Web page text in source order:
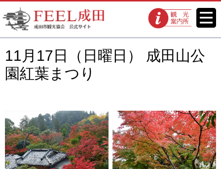
FEEL成田 成田市観光協会 公式
サイト
観光案内所
メニ
ュー
11月17日（日曜日） 成田山公
園紅葉まつり